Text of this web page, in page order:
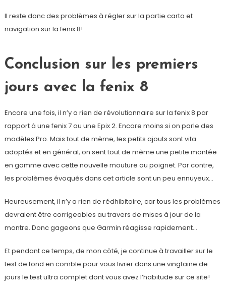
Il reste donc des problèmes à régler sur la partie carto et
navigation sur la fenix 8!
Conclusion sur les premiers
jours avec la fenix 8
Encore une fois, il n’y a rien de révolutionnaire sur la fenix 8 par
rapport à une fenix 7 ou une Epix 2. Encore moins si on parle des
modèles Pro. Mais tout de même, les petits ajouts sont vita
adoptés et en général, on sent tout de même une petite montée
en gamme avec cette nouvelle mouture au poignet. Par contre,
les problèmes évoqués dans cet article sont un peu ennuyeux…
Heureusement, il n’y a rien de rédhibitoire, car tous les problèmes
devraient être corrigeables au travers de mises à jour de la
montre. Donc gageons que Garmin réagisse rapidement…
Et pendant ce temps, de mon côté, je continue à travailler sur le
test de fond en comble pour vous livrer dans une vingtaine de
jours le test ultra complet dont vous avez l’habitude sur ce site!